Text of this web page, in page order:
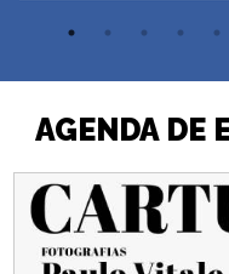
AGENDA DE